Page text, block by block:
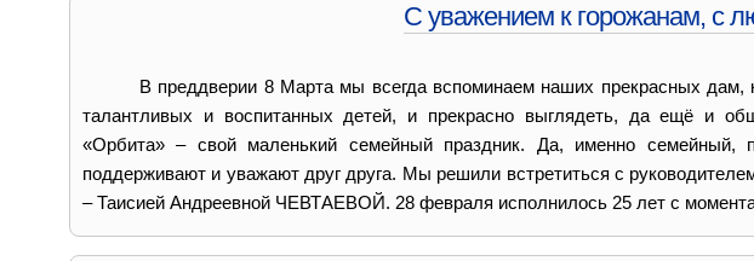
С уважением к горожанам, с
В преддверии 8 Марта мы всегда вспоминаем наших прекрасных дам,
талантливых и воспитанных детей, и прекрасно выглядеть, да ещё и
«Орбита» – свой маленький семейный праздник. Да, именно
поддерживают и уважают друг друга. Мы решили встретиться с
– Таисией Андреевной ЧЕВТАЕВОЙ. 28 февраля исполнилось 25 лет с